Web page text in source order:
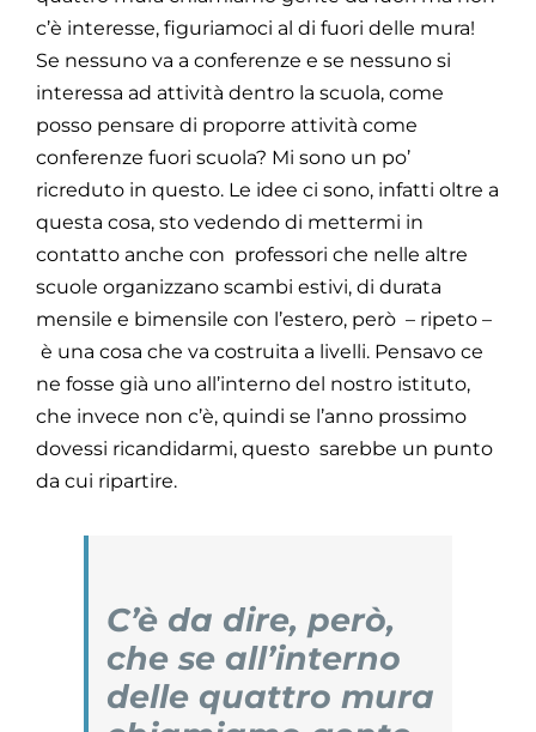
c’è interesse, figuriamoci al di fuori delle mura!
Se nessuno va a conferenze e se nessuno si
interessa ad attività dentro la scuola, come
posso pensare di proporre attività come
conferenze fuori scuola? Mi sono un po’
ricreduto in questo. Le idee ci sono, infatti oltre a
questa cosa, sto vedendo di mettermi in
contatto anche con professori che nelle altre
scuole organizzano scambi estivi, di durata
mensile e bimensile con l’estero, però – ripeto –
è una cosa che va costruita a livelli. Pensavo ce
ne fosse già uno all’interno del nostro istituto,
che invece non c’è, quindi se l’anno prossimo
dovessi ricandidarmi, questo sarebbe un punto
da cui ripartire.
C’è da dire, però,
che se all’interno
delle quattro mura